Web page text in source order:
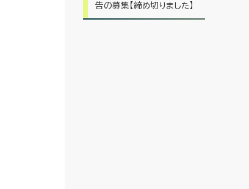
告の募集【締め切りました】